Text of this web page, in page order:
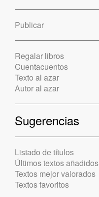
Publicar
Regalar libros
Cuentacuentos
Texto al azar
Autor al azar
Sugerencias
Listado de títulos
Últimos textos añadidos
Textos mejor valorados
Textos favoritos